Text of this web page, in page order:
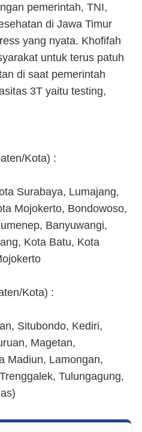
pemerintah, TNI,
di Jawa Timur
yang nyata. Khofifah
untuk terus patuh
di saat pemerintah
3T yaitu testing,
Kota) :
Surabaya, Lumajang,
Mojokerto, Bondowoso,
Banyuwangi,
Kota Batu, Kota
Kota) :
Situbondo, Kediri,
Magetan,
Madiun, Lamongan,
Tulungagung,
)